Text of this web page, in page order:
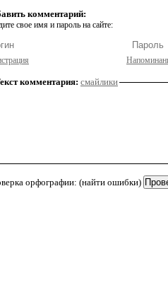
комментарий:
свое имя и пароль на сайте:
комментария: смайлики
орфографии: (найти ошибки)